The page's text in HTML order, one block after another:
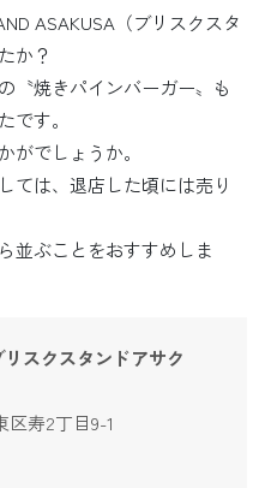
ASAKUSA（ブリスクスタ
か？
〝焼きパインバーガー〟も
です。
がでしょうか。
ては、退店した頃には売り
並ぶことをおすすめしま
リスクスタンドアサク
区寿2丁目9-1